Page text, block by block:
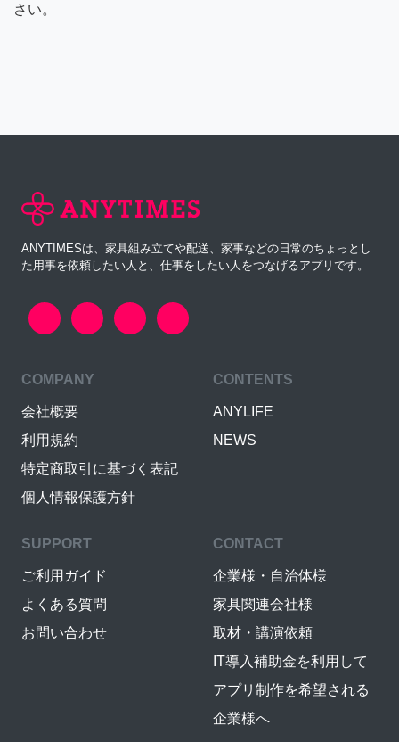
さい。
ANYTIMESは、家具組み立てや配送、家事などの日常のちょっとし
た用事を依頼したい人と、仕事をしたい人をつなげるアプリです。
COMPANY
会社概要
利用規約
特定商取引に基づく表記
個人情報保護方針
CONTENTS
ANYLIFE
NEWS
SUPPORT
ご利用ガイド
よくある質問
お問い合わせ
CONTACT
企業様・自治体様
家具関連会社様
取材・講演依頼
IT導入補助金を利用して
アプリ制作を希望される
企業様へ